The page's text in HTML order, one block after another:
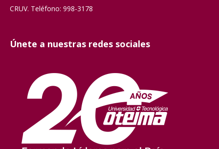
CRUV. Teléfono: 998-3178
Únete a nuestras redes sociales